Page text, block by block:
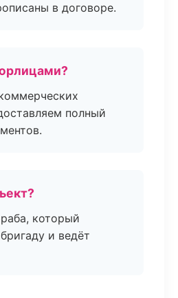
в договоре.
полный
который
и ведёт